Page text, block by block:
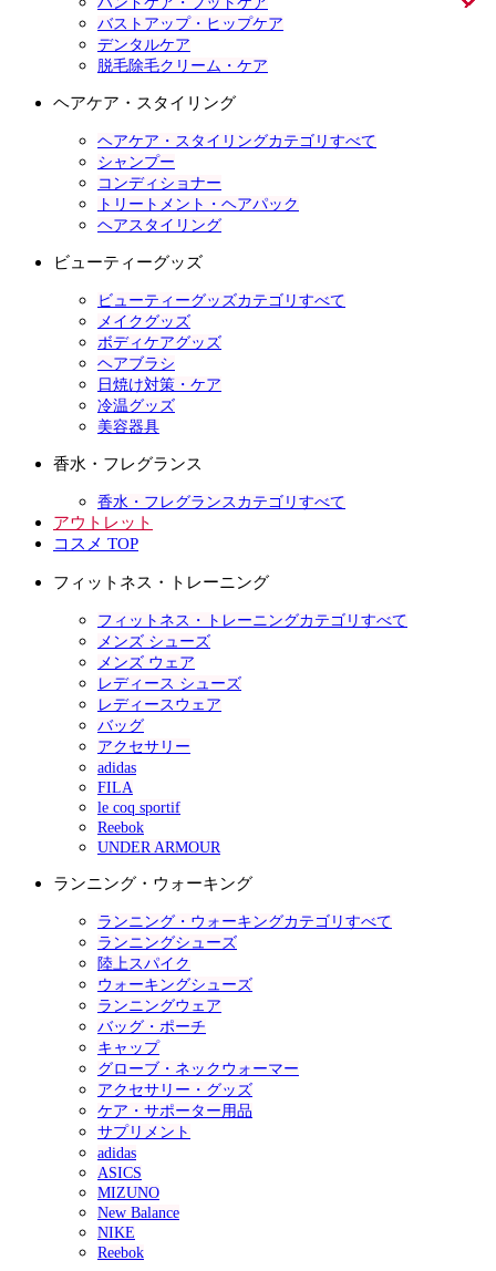
バストアップ・ヒップケア
デンタルケア
脱毛除毛クリーム・ケア
ヘアケア・スタイリング
ヘアケア・スタイリングカテゴリすべて
シャンプー
コンディショナー
トリートメント・ヘアパック
ヘアスタイリング
ビューティーグッズ
ビューティーグッズカテゴリすべて
メイクグッズ
ボディケアグッズ
ヘアブラシ
日焼け対策・ケア
冷温グッズ
美容器具
香水・フレグランス
香水・フレグランスカテゴリすべて
アウトレット
コスメ TOP
フィットネス・トレーニング
フィットネス・トレーニングカテゴリすべて
メンズ シューズ
メンズ ウェア
レディース シューズ
レディースウェア
バッグ
アクセサリー
adidas
FILA
le coq sportif
Reebok
UNDER ARMOUR
ランニング・ウォーキング
ランニング・ウォーキングカテゴリすべて
ランニングシューズ
陸上スパイク
ウォーキングシューズ
ランニングウェア
バッグ・ポーチ
キャップ
グローブ・ネックウォーマー
アクセサリー・グッズ
ケア・サポーター用品
サプリメント
adidas
ASICS
MIZUNO
New Balance
NIKE
Reebok